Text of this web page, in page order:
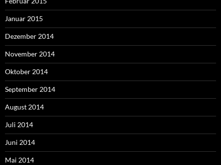
Januar 2015
Dezember 2014
November 2014
Oktober 2014
September 2014
August 2014
Juli 2014
Juni 2014
Mai 2014